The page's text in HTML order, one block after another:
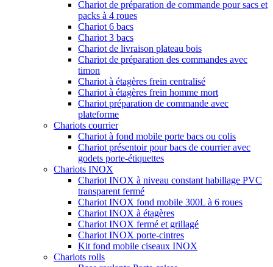
Chariot de préparation de commande pour sacs et
packs à 4 roues
Chariot 6 bacs
Chariot 3 bacs
Chariot de livraison plateau bois
Chariot de préparation des commandes avec
timon
Chariot à étagères frein centralisé
Chariot à étagères frein homme mort
Chariot préparation de commande avec
plateforme
Chariots courrier
Chariot à fond mobile porte bacs ou colis
Chariot présentoir pour bacs de courrier avec
godets porte-étiquettes
Chariots INOX
Chariot INOX à niveau constant habillage PVC
transparent fermé
Chariot INOX fond mobile 300L à 6 roues
Chariot INOX à étagères
Chariot INOX fermé et grillagé
Chariot INOX porte-cintres
Kit fond mobile ciseaux INOX
Chariots rolls